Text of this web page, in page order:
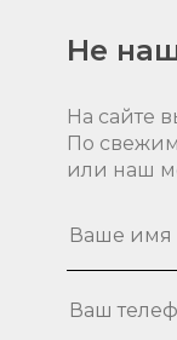
Не
На сайте
По
или наш